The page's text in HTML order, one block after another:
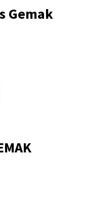
Gemak